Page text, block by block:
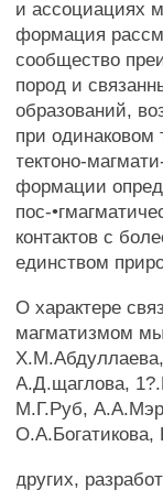
и ассоциациях
формация
сообщество
пород и
образований,
при одинаковом
тектоно-
формации
пос-
контактов с
единством
О характере
магматизмом
А.Д.щаглова,
М.Г.Руб,
О.А.Богатикова,
других,